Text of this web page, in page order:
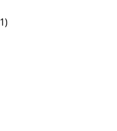
1)